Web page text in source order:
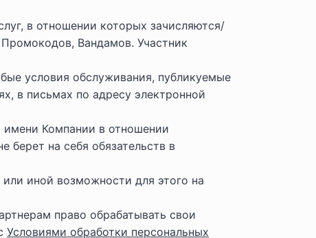
в отношении которых зачисляются/
Вандамов. Участник
условия обслуживания, публикуемые
в письмах по адресу электронной
имени Компании в отношении
на себя обязательств в
иной возможности для этого на
право обрабатывать свои
Условиями обработки персональных